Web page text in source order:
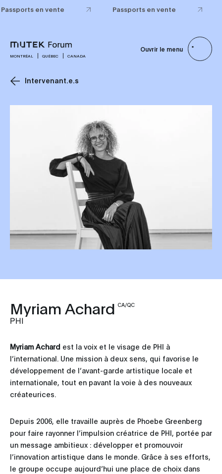
Passports en vente Passports en vente
MONTRÉAL QUÉBEC CANADA
Ouvrir le menu
Intervenant.e.s
Myriam Achard CA/QC
PHI
Myriam Achard est la voix et le visage de PHI à
l’international. Une mission à deux sens, qui favorise le
développement de l’avant-garde artistique locale et
internationale, tout en pavant la voie à des nouveaux
créateurices.
Depuis 2006, elle travaille auprès de Phoebe Greenberg
pour faire rayonner l’impulsion créatrice de PHI, portée par
un message ambitieux : développer et promouvoir
l’innovation artistique dans le monde. Grâce à ses efforts,
le groupe occupe aujourd’hui une place de choix dans